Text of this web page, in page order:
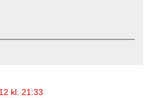
kl. 21:33